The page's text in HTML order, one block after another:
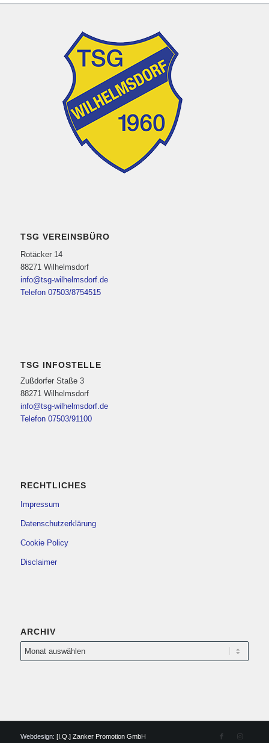
TSG VEREINSBÜRO
Rotäcker 14
88271 Wilhelmsdorf
info@tsg-wilhelmsdorf.de
Telefon 07503/8754515
TSG INFOSTELLE
Zußdorfer Staße 3
88271 Wilhelmsdorf
info@tsg-wilhelmsdorf.de
Telefon 07503/91100
RECHTLICHES
Impressum
Datenschutzerklärung
Cookie Policy
Disclaimer
ARCHIV
Webdesign: [I.Q.] Zanker Promotion GmbH